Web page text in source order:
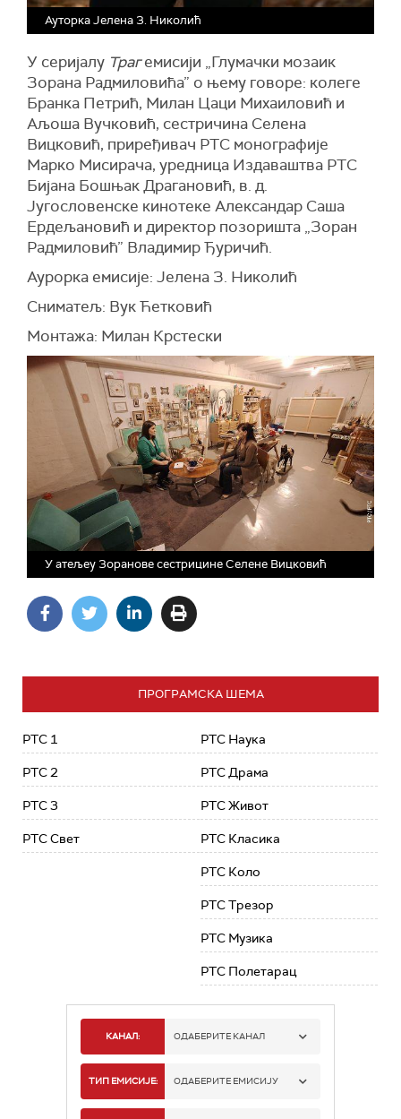
Ауторка Јелена З. Николић
У серијалу Трагемисији „Глумачки мозаик
Зорана Радмиловића” о њему говоре: колеге
Бранка Петрић, Милан Цаци Михаиловић и
Аљоша Вучковић, сестричина Селена
Вицковић, приређивач РТС монографије
Марко Мисирача, уредница Издаваштва РТС
Бијана Бошњак Драгановић, в. д.
Југословенске кинотеке Александар Саша
Ердељановић и директор позоришта „Зоран
Радмиловић” Владимир Ђуричић.
Аурорка емисије: Јелена З. Николић
Сниматељ: Вук Ћетковић
Монтажа: Милан Крстески
У атељеу Зоранове сестрицине Селене Вицковић
ПРОГРАМСКА ШЕМА
РТС 1
РТС 2
РТС 3
РТС Свет
РТС Наука
РТС Драма
РТС Живот
РТС Класика
РТС Коло
РТС Трезор
РТС Музика
РТС Полетарац
КАНАЛ: ОДАБЕРИТЕ КАНАЛ
РТС 1
ТИП ЕМИСИЈЕ: ОДАБЕРИТЕ ЕМИСИЈУ